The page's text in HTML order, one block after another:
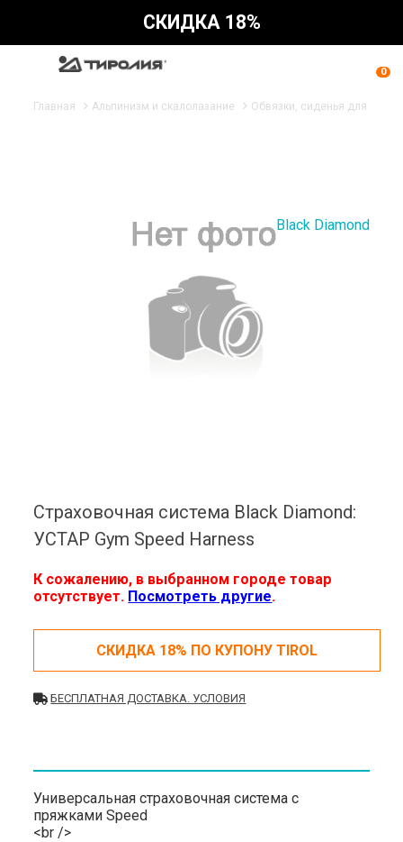
СКИДКА 18%
0
Главная Альпинизм и скалолазание Обвязки, сиденья для
Black Diamond
Страховочная система Black Diamond:
УСТАР Gym Speed Harness
К сожалению, в выбранном городе товар
отсутствует. Посмотреть другие.
СКИДКА 18% ПО КУПОНУ TIROL
БЕСПЛАТНАЯ ДОСТАВКА. УСЛОВИЯ
Универсальная страховочная система с
пряжками Speed
<br />